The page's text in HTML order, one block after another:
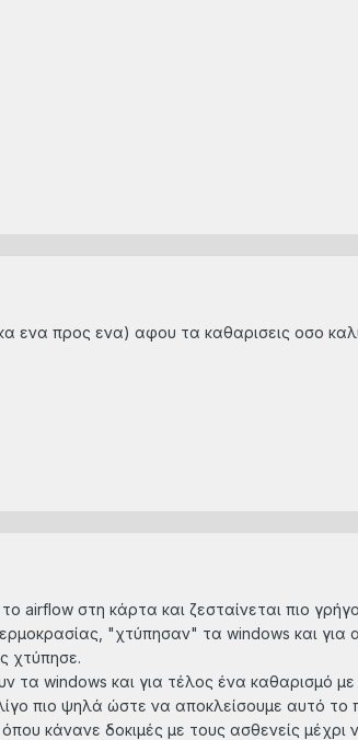
ενα προς ενα) αφου τα καθαρισεις οσο
airflow στη κάρτα και ζεσταίνεται πιο
"χτύπησαν" τα windows και για
χτύπησε.
τα windows και για τέλος ένα καθαρισμό
πιο ψηλά ώστε να αποκλείσουμε αυτό το
κάνανε δοκιμές με τους ασθενείς